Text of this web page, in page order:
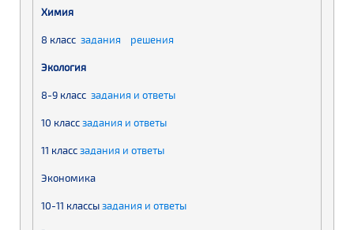
Химия
8 класс задания решения
Экология
8-9 класс задания и ответы
10 классзадания и ответы
11 классзадания и ответы
Экономика
10-11 классызадания и ответы